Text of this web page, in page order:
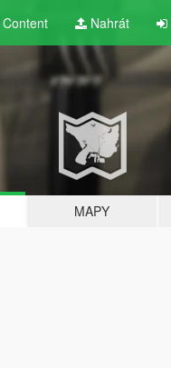
Content Nahrát
MAPY